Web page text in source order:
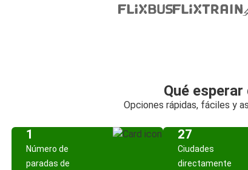
Qué
Opciones rápidas, fáciles y
1
Número de
paradas de
27
Ciudades
directamente